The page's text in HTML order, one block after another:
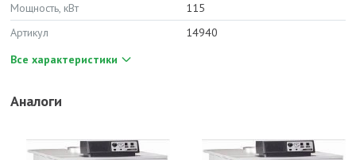
Мощность, кВт
115
Артикул
14940
Все характеристики
Аналоги